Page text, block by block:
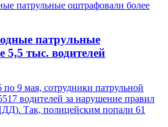
патрульные
5,5 тыс. водителей
9 мая, сотрудники патрульной
водителей за нарушение правил
Так, полицейским попали 61